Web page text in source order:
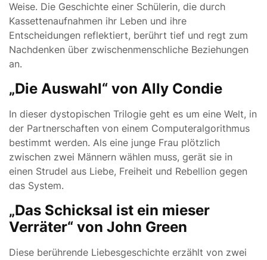
Weise. Die Geschichte einer Schülerin, die durch
Kassettenaufnahmen ihr Leben und ihre
Entscheidungen reflektiert, berührt tief und regt zum
Nachdenken über zwischenmenschliche Beziehungen
an.
„Die Auswahl“ von Ally Condie
In dieser dystopischen Trilogie geht es um eine Welt, in
der Partnerschaften von einem Computeralgorithmus
bestimmt werden. Als eine junge Frau plötzlich
zwischen zwei Männern wählen muss, gerät sie in
einen Strudel aus Liebe, Freiheit und Rebellion gegen
das System.
„Das Schicksal ist ein mieser
Verräter“ von John Green
Diese berührende Liebesgeschichte erzählt von zwei